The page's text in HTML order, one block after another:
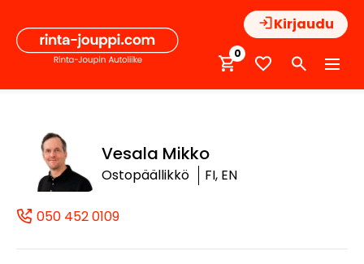
sisältöön
Kirjaudu
0
Vesala Mikko
Ostopäällikkö FI, EN
050 452 0109